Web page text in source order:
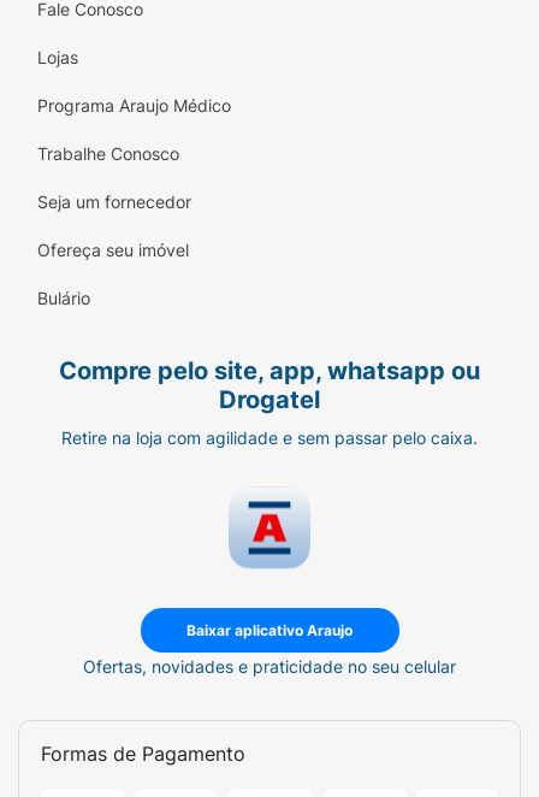
Fale Conosco
Lojas
Programa Araujo Médico
Trabalhe Conosco
Seja um fornecedor
Ofereça seu imóvel
Bulário
Compre pelo site, app, whatsapp ou
Drogatel
Retire na loja com agilidade e sem passar pelo caixa.
Baixar aplicativo Araujo
Ofertas, novidades e praticidade no seu celular
Formas de Pagamento